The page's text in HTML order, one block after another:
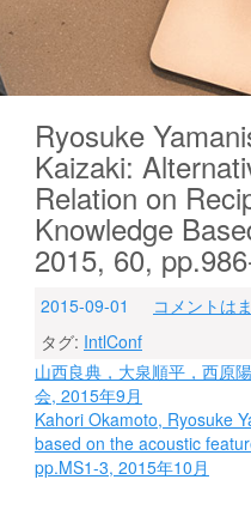
Ryosuke
Kaizaki:
Relation on
Knowledge
2015, 60,
2015-09-01
コメントは
タグ: IntlConf
投
稿
ナ
山西良典，大泉順平，西原
会, 2015年9月
Kahori Okamoto, Ryosuke
based on the acoustic
pp.MS1-3, 2015年10月